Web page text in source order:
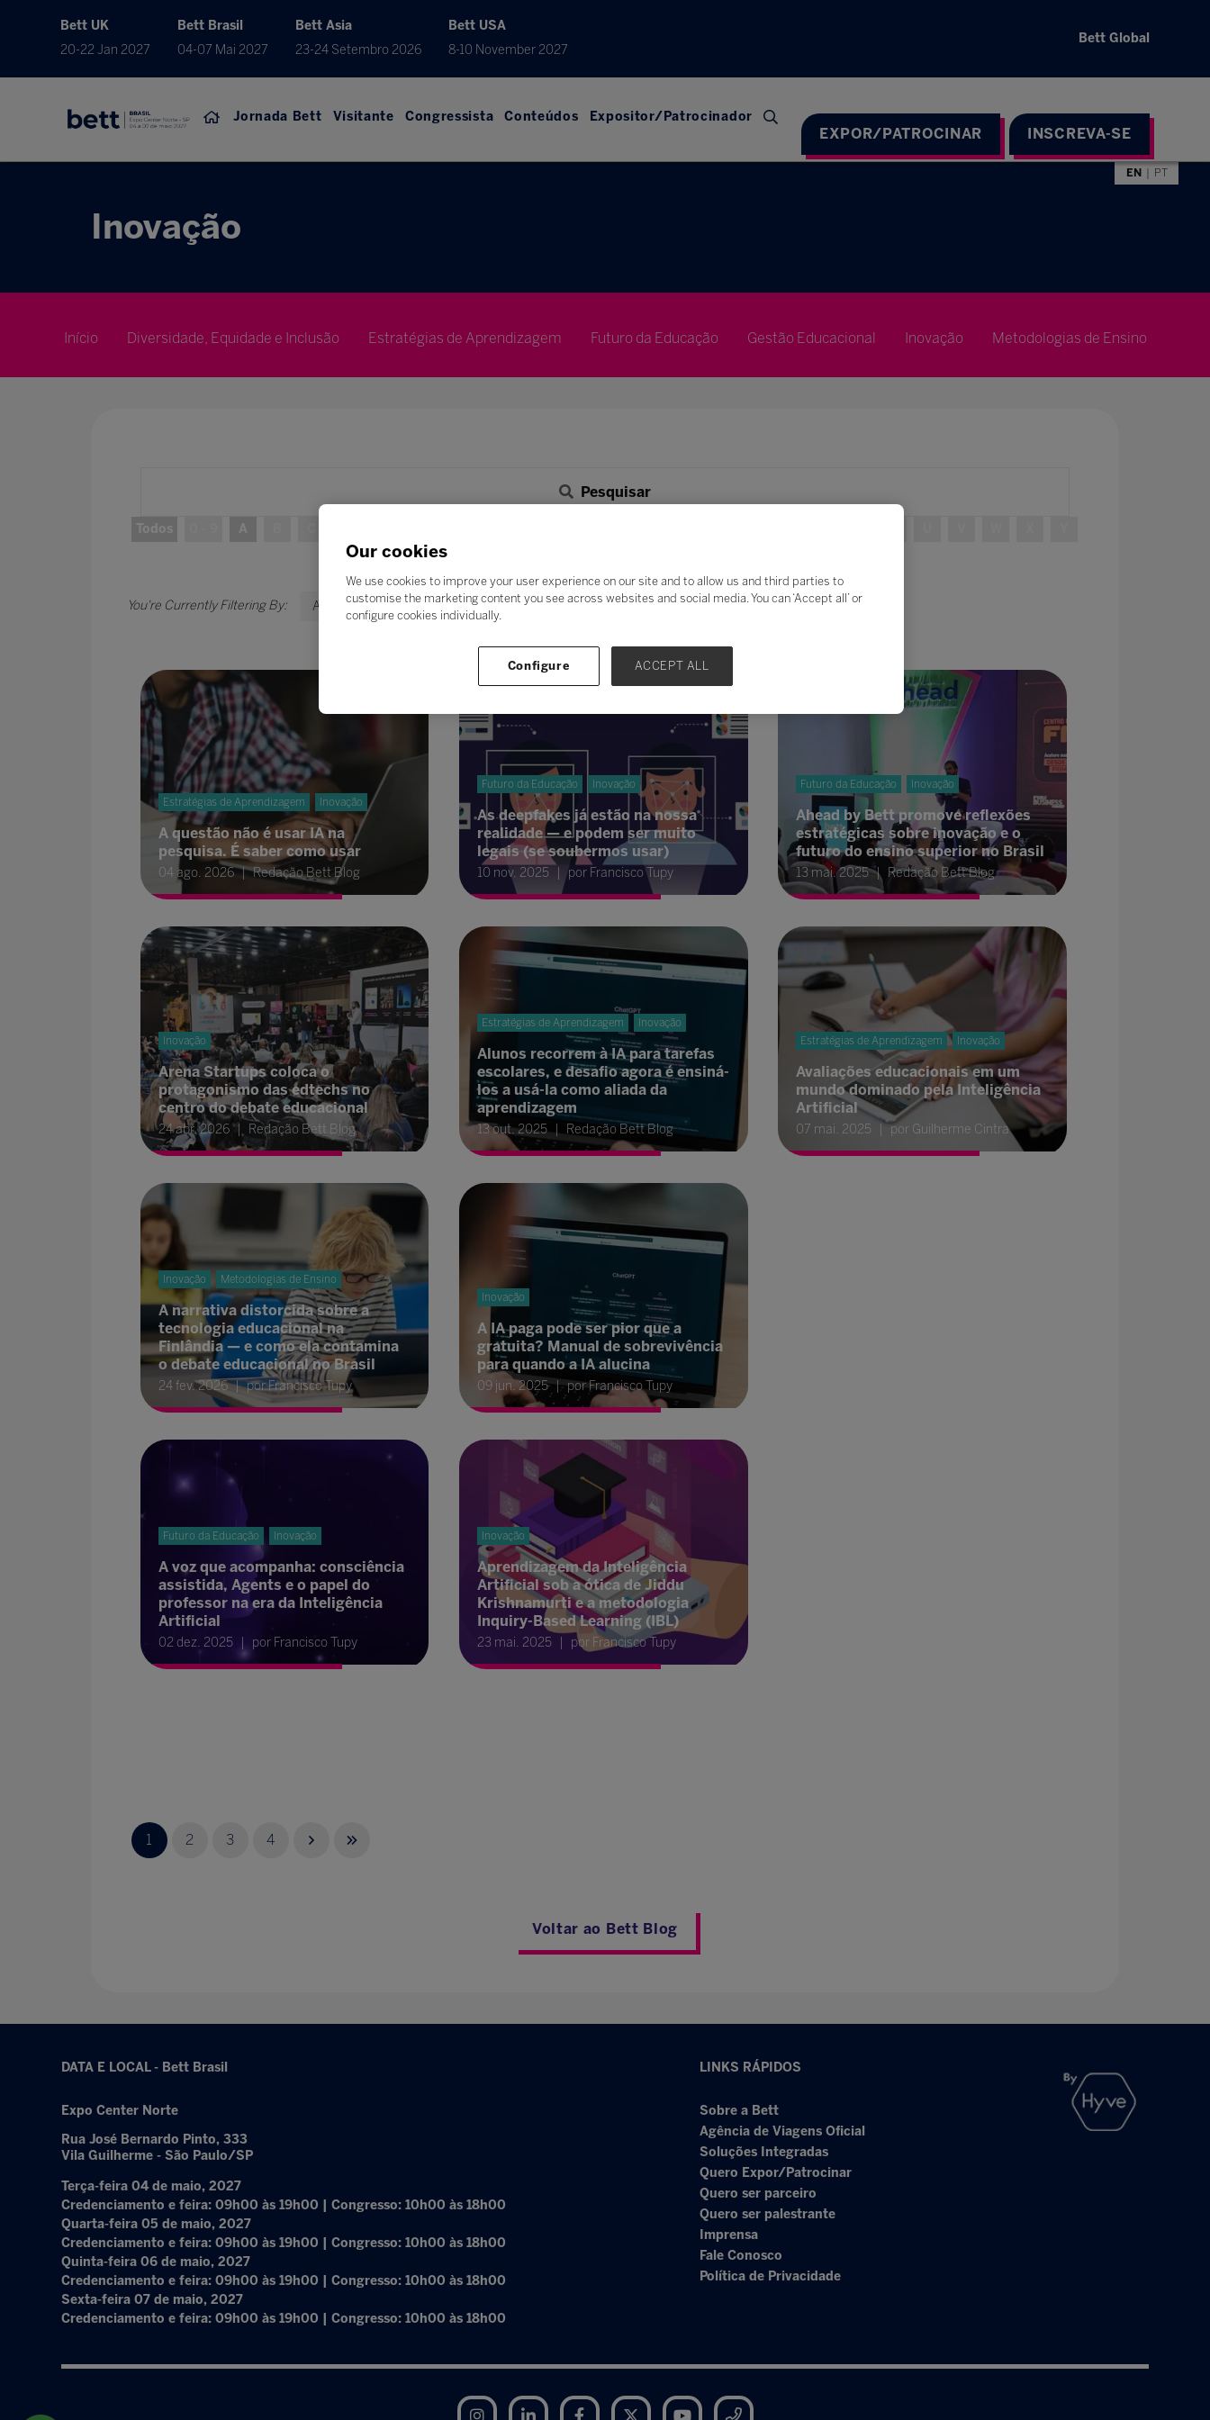
Bett UK
20-22 Jan 2027
Bett Brasil
04-07 Mai 2027
Bett Asia
23-24 Setembro 2026
Bett USA
8-10 November 2027
Bett Global
Jornada Bett Visitante Congressista Conteúdos Expositor/Patrocinador
EXPOR/PATROCINAR INSCREVA-SE
EN PT
Inovação
Início Diversidade, Equidade e Inclusão Estratégias de Aprendizagem Futuro da Educação Gestão Educacional Inovação Metodologias de Ensino
Pesquisar
Todos A
A
Estratégias de Aprendizagem Inovação
A questão não é usar IA na
pesquisa. É saber como usar
04 ago. 2026 Redação Bett Blog
Inovação
Arena Startups coloca o
protagonismo das edtechs no
centro do debate educacional
24 abr. 2026 Redação Bett Blog
Inovação Metodologias de Ensino
A narrativa distorcida sobre a
tecnologia educacional na
Finlândia — e como ela contamina
o debate educacional no Brasil
24 fev. 2026 por Francisco Tupy
Futuro da Educação Inovação
A voz que acompanha: consciência
assistida, Agents e o papel do
professor na era da Inteligência
Artificial
02 dez. 2025 por Francisco Tupy
Futuro da Educação Inovação
As deepfakes já estão na nossa
realidade — e podem ser muito
legais (se soubermos usar)
10 nov. 2025 por Francisco Tupy
Estratégias de Aprendizagem Inovação
Alunos recorrem à IA para tarefas
escolares, e desafio agora é ensiná-
los a usá-la como aliada da
aprendizagem
13 out. 2025 Redação Bett Blog
Inovação
A IA paga pode ser pior que a
gratuita? Manual de sobrevivência
para quando a IA alucina
09 jun. 2025 por Francisco Tupy
Inovação
Aprendizagem da Inteligência
Artificial sob a ótica de Jiddu
Krishnamurti e a metodologia
Inquiry-Based Learning (IBL)
23 mai. 2025 por Francisco Tupy
Futuro da Educação Inovação
Ahead by Bett promove reflexões
estratégicas sobre inovação e o
futuro do ensino superior no Brasil
13 mai. 2025 Redação Bett Blog
Estratégias de Aprendizagem Inovação
Avaliações educacionais em um
mundo dominado pela Inteligência
Artificial
07 mai. 2025 por Guilherme Cintra
1 2 3 4
Voltar ao Bett Blog
DATA E LOCAL - Bett Brasil
Expo Center Norte
Rua José Bernardo Pinto, 333
Vila Guilherme - São Paulo/SP
Terça-feira 04 de maio, 2027
Credenciamento e feira: 09h00 às 19h00 | Congresso: 10h00 às 18h00
Quarta-feira 05 de maio, 2027
Credenciamento e feira: 09h00 às 19h00 | Congresso: 10h00 às 18h00
Quinta-feira 06 de maio, 2027
Credenciamento e feira: 09h00 às 19h00 | Congresso: 10h00 às 18h00
Sexta-feira 07 de maio, 2027
Credenciamento e feira: 09h00 às 19h00 | Congresso: 10h00 às 18h00
LINKS RÁPIDOS
Sobre a Bett
Agência de Viagens Oficial
Soluções Integradas
Quero Expor/Patrocinar
Quero ser parceiro
Quero ser palestrante
Imprensa
Fale Conosco
Política de Privacidade
Instagram LinkedIn Facebook Twitter YouTube
Our cookies
We use cookies to improve your user experience on our site and to allow us and third parties to
customise the marketing content you see across websites and social media. You can ‘Accept all’ or
configure cookies individually.
Configure ACCEPT ALL